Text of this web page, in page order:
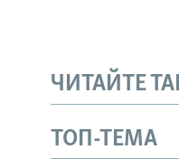
ЧИТАЙТЕ
ТОП-ТЕМА